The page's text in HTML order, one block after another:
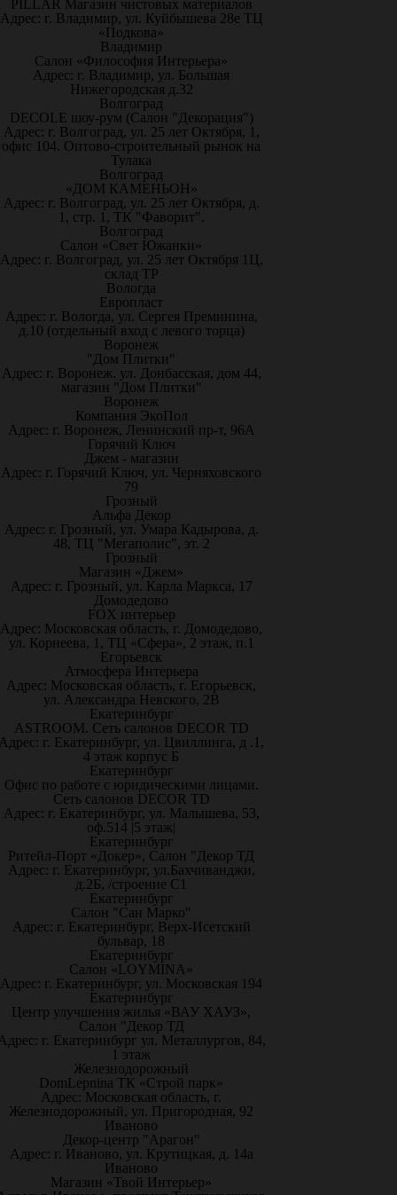
PILLAR Магазин чистовых материалов
Адрес: г. Владимир, ул. Куйбышева 28е ТЦ
«Подкова»
Владимир
Салон «Философия Интерьера»
Адрес: г. Владимир, ул. Большая
Нижегородская д.32
Волгоград
DECOLE шоу-рум (Салон "Декорация")
Адрес: г. Волгоград, ул. 25 лет Октября, 1,
офис 104. Оптово-строительный рынок на
Тулака
Волгоград
«ДОМ КАМЕНЬОН»
Адрес: г. Волгоград, ул. 25 лет Октября, д.
1, стр. 1, ТК "Фаворит".
Волгоград
Салон «Свет Южанки»
Адрес: г. Волгоград, ул. 25 лет Октября 1Ц,
склад ТР
Вологда
Европласт
Адрес: г. Вологда, ул. Сергея Преминина,
д.10 (отдельный вход с левого торца)
Воронеж
"Дом Плитки"
Адрес: г. Воронеж. ул. Донбасская, дом 44,
магазин "Дом Плитки"
Воронеж
Компания ЭкоПол
Адрес: г. Воронеж, Ленинский пр-т, 96А
Горячий Ключ
Джем - магазин
Адрес: г. Горячий Ключ, ул. Черняховского
79
Грозный
Альфа Декор
Адрес: г. Грозный, ул. Умара Кадырова, д.
48, ТЦ "Мегаполис", эт. 2
Грозный
Магазин «Джем»
Адрес: г. Грозный, ул. Карла Маркса, 17
Домодедово
FOX интерьер
Адрес: Московская область, г. Домодедово,
ул. Корнеева, 1, ТЦ «Сфера», 2 этаж, п.1
Егорьевск
Атмосфера Интерьера
Адрес: Московская область, г. Егорьевск,
ул. Александра Невского, 2В
Екатеринбург
ASTROOM. Сеть салонов DECOR TD
г. Екатеринбург, ул. Цвиллинга, д .1,
4 этаж корпус Б
Екатеринбург
Офис по работе с юридическими лицами.
Сеть салонов DECOR TD
Адрес: г. Екатеринбург, ул. Малышева, 53,
оф.514 |5 этаж|
Екатеринбург
Ритейл-Порт «Докер», Салон "Декор ТД
Адрес: г. Екатеринбург, ул.Бахчиванджи,
д.2Б, /строение С1
Екатеринбург
Салон "Сан Марко"
Адрес: г. Екатеринбург, Верх-Исетский
бульвар, 18
Екатеринбург
Салон «LOYMINA»
Адрес: г. Екатеринбург, ул. Московская 194
Екатеринбург
Центр улучшения жилья «ВАУ ХАУЗ»,
Салон "Декор ТД
г. Екатеринбург ул. Металлургов, 84,
1 этаж
Железнодорожный
DomLepnina ТК «Строй парк»
Адрес: Московская область, г.
Железнодорожный, ул. Пригородная, 92
Иваново
Декор-центр "Арагон"
Адрес: г. Иваново, ул. Крутицкая, д. 14а
Иваново
Магазин «Твой Интерьер»